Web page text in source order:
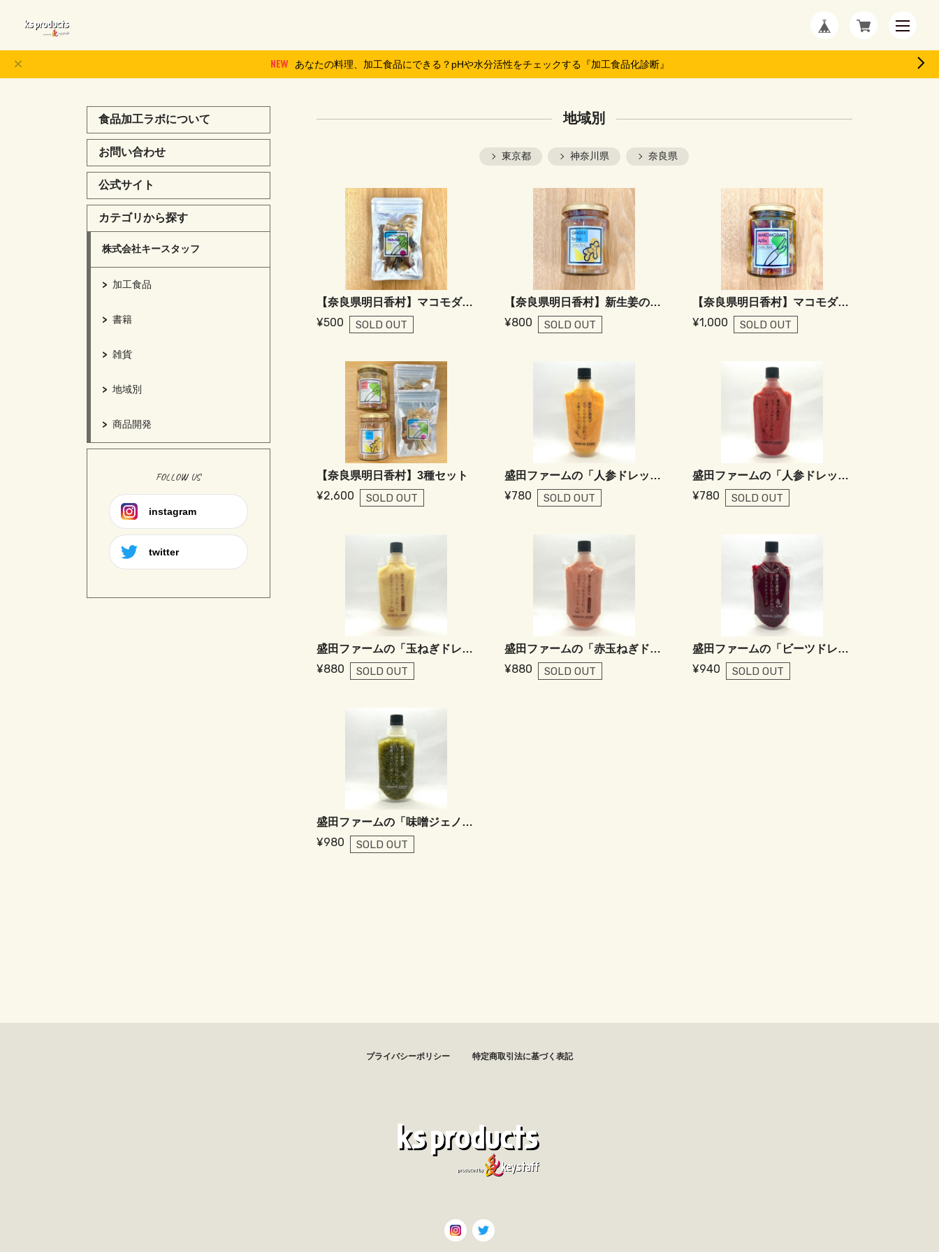
あなたの料理、加工食品にできる？pHや水分活性をチェックする『加工食品化診断』
食品加工ラボについて
お問い合わせ
公式サイト
カテゴリから探す
株式会社キースタッフ
加工食品
書籍
雑貨
地域別
商品開発
FOLLOW US
instagram
twitter
地域別
東京都 神奈川県 奈良県
【奈良県明日香村】マコモダケのジャーキー
¥500 SOLD OUT
【奈良県明日香村】新生姜のシロップ
¥800 SOLD OUT
【奈良県明日香村】マコモダケのアヒージョ
¥1,000 SOLD OUT
【奈良県明日香村】3種セット
¥2,600 SOLD OUT
盛田ファームの「人参ドレッシング Yellow」
¥780 SOLD OUT
盛田ファームの「人参ドレッシング Pink」
¥780 SOLD OUT
盛田ファームの「玉ねぎドレッシング」
¥880 SOLD OUT
盛田ファームの「赤玉ねぎドレッシング」
¥880 SOLD OUT
盛田ファームの「ビーツドレッシング」
¥940 SOLD OUT
盛田ファームの「味噌ジェノベーゼソース」
¥980 SOLD OUT
プライバシーポリシー 特定商取引法に基づく表記